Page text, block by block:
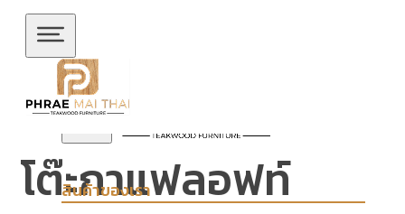
ข้ามไปยังเนื้อหาหลัก
สินค้าของเรา
โต๊ะกาแฟลอฟท์